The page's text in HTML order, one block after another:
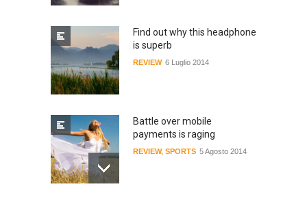
Find out why this headphone
is superb
REVIEW 6 Luglio 2014
Battle over mobile
payments is raging
REVIEW, SPORTS 5 Agosto 2014